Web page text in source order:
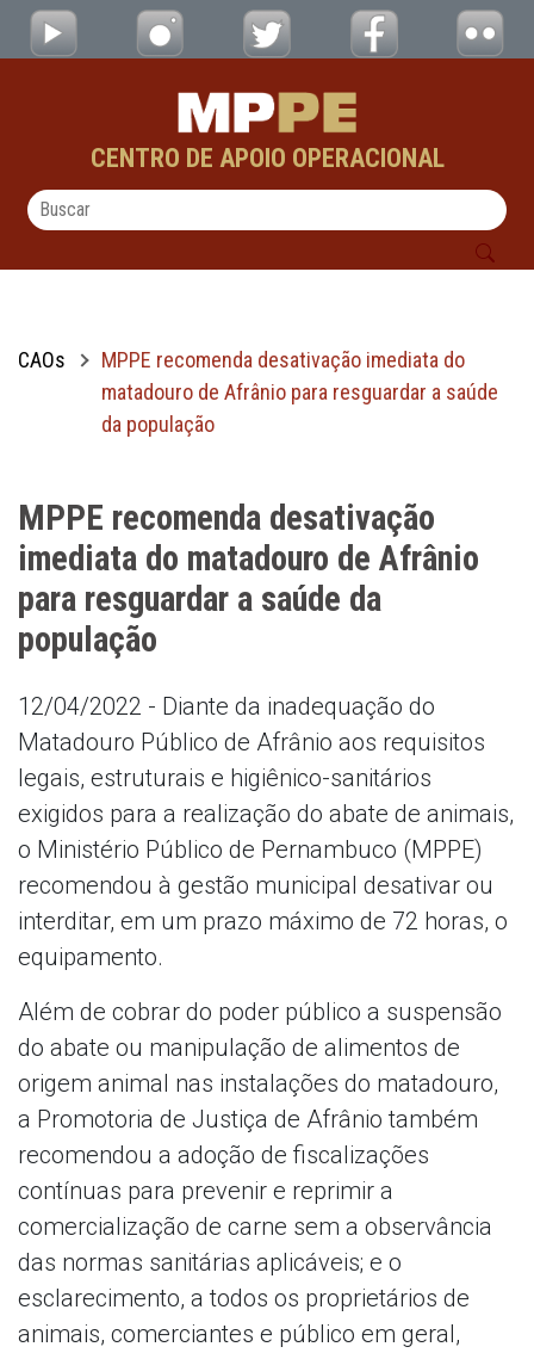
Skip to Main Content
MPPE recomenda desativação imediata
CENTRO DE APOIO OPERACIONAL
CAOs
MPPE recomenda desativação imediata do
matadouro de Afrânio para resguardar a saúde
da população
MPPE recomenda desativação
imediata do matadouro de Afrânio
para resguardar a saúde da
população
12/04/2022 - Diante da inadequação do
Matadouro Público de Afrânio aos requisitos
legais, estruturais e higiênico-sanitários
exigidos para a realização do abate de animais,
o Ministério Público de Pernambuco (MPPE)
recomendou à gestão municipal desativar ou
interditar, em um prazo máximo de 72 horas, o
equipamento.
Além de cobrar do poder público a suspensão
do abate ou manipulação de alimentos de
origem animal nas instalações do matadouro,
a Promotoria de Justiça de Afrânio também
recomendou a adoção de fiscalizações
contínuas para prevenir e reprimir a
comercialização de carne sem a observância
das normas sanitárias aplicáveis; e o
esclarecimento, a todos os proprietários de
animais, comerciantes e público em geral,